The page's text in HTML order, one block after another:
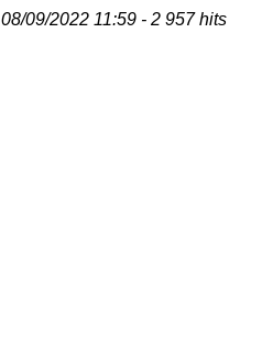
08/09/2022 11:59 - 2 957 hits